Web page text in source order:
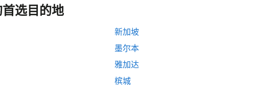
选目的地
新加坡
墨尔本
雅加达
槟城